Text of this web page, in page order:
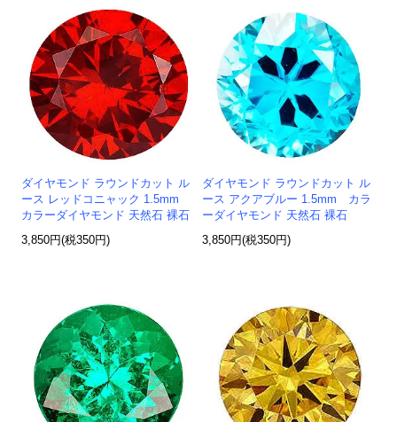
ダイヤモンド ラウンドカット ル
ース レッドコニャック 1.5mm
カラーダイヤモンド 天然石 裸石
3,850円(税350円)
ダイヤモンド ラウンドカット ル
ース アクアブルー 1.5mm カラ
ーダイヤモンド 天然石 裸石
3,850円(税350円)